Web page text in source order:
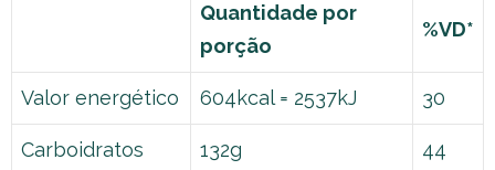
Quantidade por
porção
%VD*
Valor energético 604kcal = 2537kJ 30
Carboidratos 132g 44